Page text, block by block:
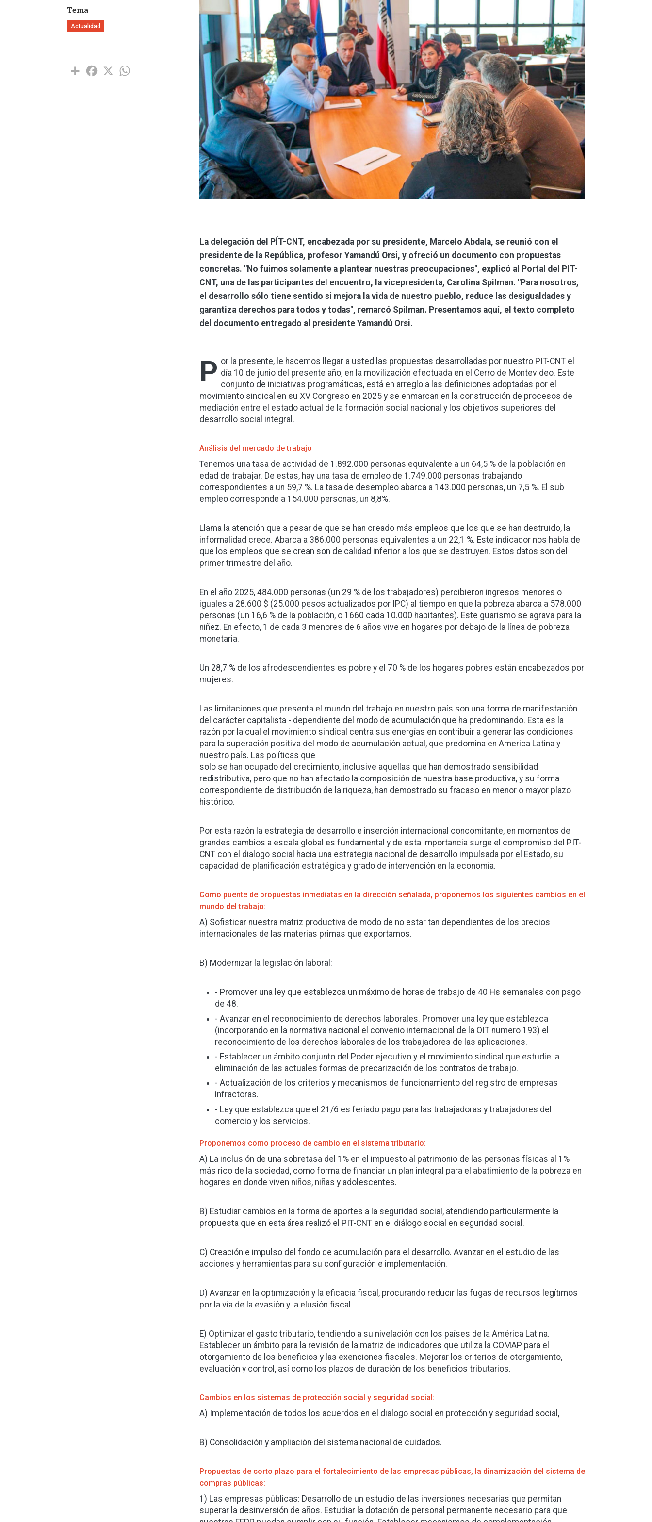
Tema
Actualidad
Share Facebook
X
La delegación del PÍT-CNT, encabezada por su presidente, Marcelo Abdala, se reunió con el
presidente de la República, profesor Yamandú Orsi, y ofreció un documento con propuestas
concretas. "No fuimos solamente a plantear nuestras preocupaciones", explicó al Portal del PIT-
CNT, una de las participantes del encuentro, la vicepresidenta, Carolina Spilman. "Para nosotros,
el desarrollo sólo tiene sentido si mejora la vida de nuestro pueblo, reduce las desigualdades y
garantiza derechos para todos y todas", remarcó Spilman. Presentamos aquí, el texto completo
del documento entregado al presidente Yamandú Orsi.
P or la presente, le hacemos llegar a usted las propuestas desarrolladas por nuestro PIT-CNT el
día 10 de junio del presente año, en la movilización efectuada en el Cerro de Montevideo. Este
conjunto de iniciativas programáticas, está en arreglo a las definiciones adoptadas por el
movimiento sindical en su XV Congreso en 2025 y se enmarcan en la construcción de procesos de
mediación entre el estado actual de la formación social nacional y los objetivos superiores del
desarrollo social integral.
Análisis del mercado de trabajo
Tenemos una tasa de actividad de 1.892.000 personas equivalente a un 64,5 % de la población en
edad de trabajar. De estas, hay una tasa de empleo de 1.749.000 personas trabajando
correspondientes a un 59,7 %. La tasa de desempleo abarca a 143.000 personas, un 7,5 %. El sub
empleo corresponde a 154.000 personas, un 8,8%.
Llama la atención que a pesar de que se han creado más empleos que los que se han destruido, la
informalidad crece. Abarca a 386.000 personas equivalentes a un 22,1 %. Este indicador nos habla de
que los empleos que se crean son de calidad inferior a los que se destruyen. Estos datos son del
primer trimestre del año.
En el año 2025, 484.000 personas (un 29 % de los trabajadores) percibieron ingresos menores o
iguales a 28.600 $ (25.000 pesos actualizados por IPC) al tiempo en que la pobreza abarca a 578.000
personas (un 16,6 % de la población, o 1660 cada 10.000 habitantes). Este guarismo se agrava para la
niñez. En efecto, 1 de cada 3 menores de 6 años vive en hogares por debajo de la línea de pobreza
monetaria.
Un 28,7 % de los afrodescendientes es pobre y el 70 % de los hogares pobres están encabezados por
mujeres.
Las limitaciones que presenta el mundo del trabajo en nuestro país son una forma de manifestación
del carácter capitalista - dependiente del modo de acumulación que ha predominando. Esta es la
razón por la cual el movimiento sindical centra sus energías en contribuir a generar las condiciones
para la superación positiva del modo de acumulación actual, que predomina en America Latina y
nuestro país. Las políticas que
solo se han ocupado del crecimiento, inclusive aquellas que han demostrado sensibilidad
redistributiva, pero que no han afectado la composición de nuestra base productiva, y su forma
correspondiente de distribución de la riqueza, han demostrado su fracaso en menor o mayor plazo
histórico.
Por esta razón la estrategia de desarrollo e inserción internacional concomitante, en momentos de
grandes cambios a escala global es fundamental y de esta importancia surge el compromiso del PIT-
CNT con el dialogo social hacia una estrategia nacional de desarrollo impulsada por el Estado, su
capacidad de planificación estratégica y grado de intervención en la economía.
Como puente de propuestas inmediatas en la dirección señalada, proponemos los siguientes cambios en el
mundo del trabajo:
A) Sofisticar nuestra matriz productiva de modo de no estar tan dependientes de los precios
internacionales de las materias primas que exportamos.
B) Modernizar la legislación laboral:
- Promover una ley que establezca un máximo de horas de trabajo de 40 Hs semanales con pago
de 48.
- Avanzar en el reconocimiento de derechos laborales. Promover una ley que establezca
(incorporando en la normativa nacional el convenio internacional de la OIT numero 193) el
reconocimiento de los derechos laborales de los trabajadores de las aplicaciones.
- Establecer un ámbito conjunto del Poder ejecutivo y el movimiento sindical que estudie la
eliminación de las actuales formas de precarización de los contratos de trabajo.
- Actualización de los criterios y mecanismos de funcionamiento del registro de empresas
infractoras.
- Ley que establezca que el 21/6 es feriado pago para las trabajadoras y trabajadores del
comercio y los servicios.
Proponemos como proceso de cambio en el sistema tributario:
A) La inclusión de una sobretasa del 1% en el impuesto al patrimonio de las personas físicas al 1%
más rico de la sociedad, como forma de financiar un plan integral para el abatimiento de la pobreza en
hogares en donde viven niños, niñas y adolescentes.
B) Estudiar cambios en la forma de aportes a la seguridad social, atendiendo particularmente la
propuesta que en esta área realizó el PIT-CNT en el diálogo social en seguridad social.
C) Creación e impulso del fondo de acumulación para el desarrollo. Avanzar en el estudio de las
acciones y herramientas para su configuración e implementación.
D) Avanzar en la optimización y la eficacia fiscal, procurando reducir las fugas de recursos legítimos
por la vía de la evasión y la elusión fiscal.
E) Optimizar el gasto tributario, tendiendo a su nivelación con los países de la América Latina.
Establecer un ámbito para la revisión de la matriz de indicadores que utiliza la COMAP para el
otorgamiento de los beneficios y las exenciones fiscales. Mejorar los criterios de otorgamiento,
evaluación y control, así como los plazos de duración de los beneficios tributarios.
Cambios en los sistemas de protección social y seguridad social:
A) Implementación de todos los acuerdos en el dialogo social en protección y seguridad social,
B) Consolidación y ampliación del sistema nacional de cuidados.
Propuestas de corto plazo para el fortalecimiento de las empresas públicas, la dinamización del sistema de
compras públicas:
1) Las empresas públicas: Desarrollo de un estudio de las inversiones necesarias que permitan
superar la desinversión de años. Estudiar la dotación de personal permanente necesario para que